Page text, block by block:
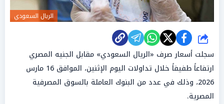
الريال السعودي
شارك
سجلت أسعار صرف «الريال السعودي» مقابل الجنيه المصري
ارتفاعاً طفيفاً خلال تداولات اليوم الإثنين، الموافق 16 مارس
2026، وذلك في عدد من البنوك العاملة بالسوق المصرفية
المصرية.